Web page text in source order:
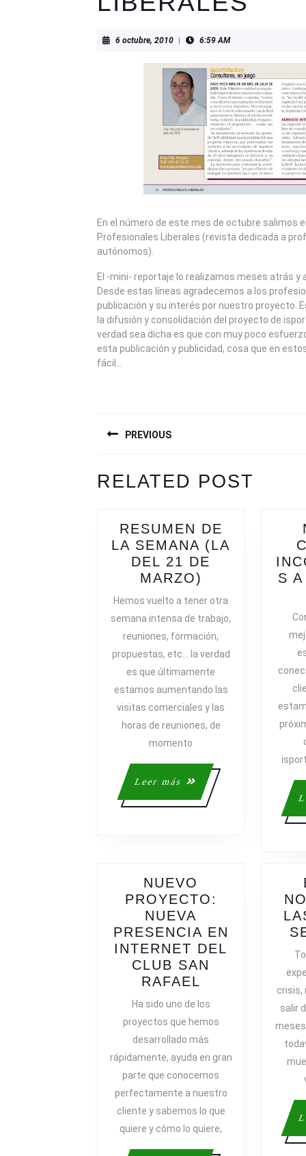
6 octubre, 20106
2010
6:59 AM
En el número de este mes de octubre salimos
Profesionales Liberales (revista dedicada a
autónomos).
El -mini- reportaje lo realizamos meses atrás y
Desde estas líneas agradecemos a los
publicación y su interés por nuestro proyecto.
la difusión y consolidación del proyecto de
verdad sea dicha es que con muy poco
esta publicación y publicidad, cosa que en
fácil…
DE
ENTRADAS
PREVIOUS
post:
RELATED POST
RESUMEN DE
LA SEMANA (LA
DEL 21 DE
MARZO)
DE
SEMANA
(LA
DEL
21
DE
MARZO)
Hemos vuelto a tener otra
semana intensa de trabajo,
reuniones, formación,
propuestas, etc… la verdad
es que últimamente
estamos aumentando las
visitas comerciales y las
horas de reuniones, de
momento
Leer más
Leer
más
S
NUEVO
PROYECTO:
NUEVA
PRESENCIA EN
INTERNET DEL
CLUB SAN
RAFAEL
PROYECTO:
PRESENCIA
EN
INTERNET
DEL
CLUB
SAN
RAFAEL
Ha sido uno de los
proyectos que hemos
desarrollado más
rápidamente, ayuda en gran
parte que conocemos
perfectamente a nuestro
cliente y sabemos lo que
quiere y cómo lo quiere,
crisis,
salir